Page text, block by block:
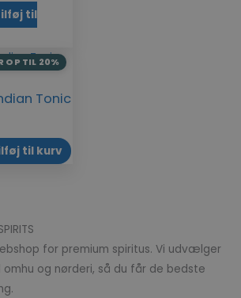
til
OP TIL 20%
Tonic
til kurv
for premium spiritus. Vi udvælger
og nørderi, så du får de bedste